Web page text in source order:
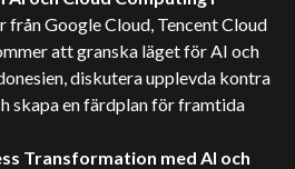
från Google Cloud, Tencent Cloud
att granska läget för AI och
diskutera upplevda kontra
skapa en färdplan för framtida
Transformation med AI och